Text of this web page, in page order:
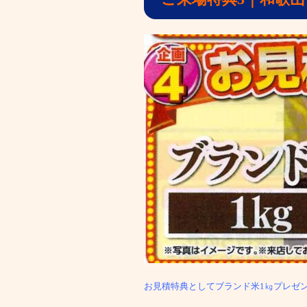
お見積特典としてブランド米1㎏プレゼ